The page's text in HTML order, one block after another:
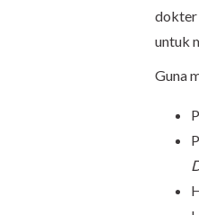
dokter
untuk
Guna